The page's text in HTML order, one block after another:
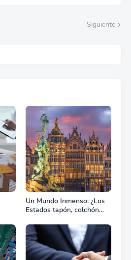
Siguiente
Un Mundo Inmenso: ¿Los
Estados tapón, colchón
combate?